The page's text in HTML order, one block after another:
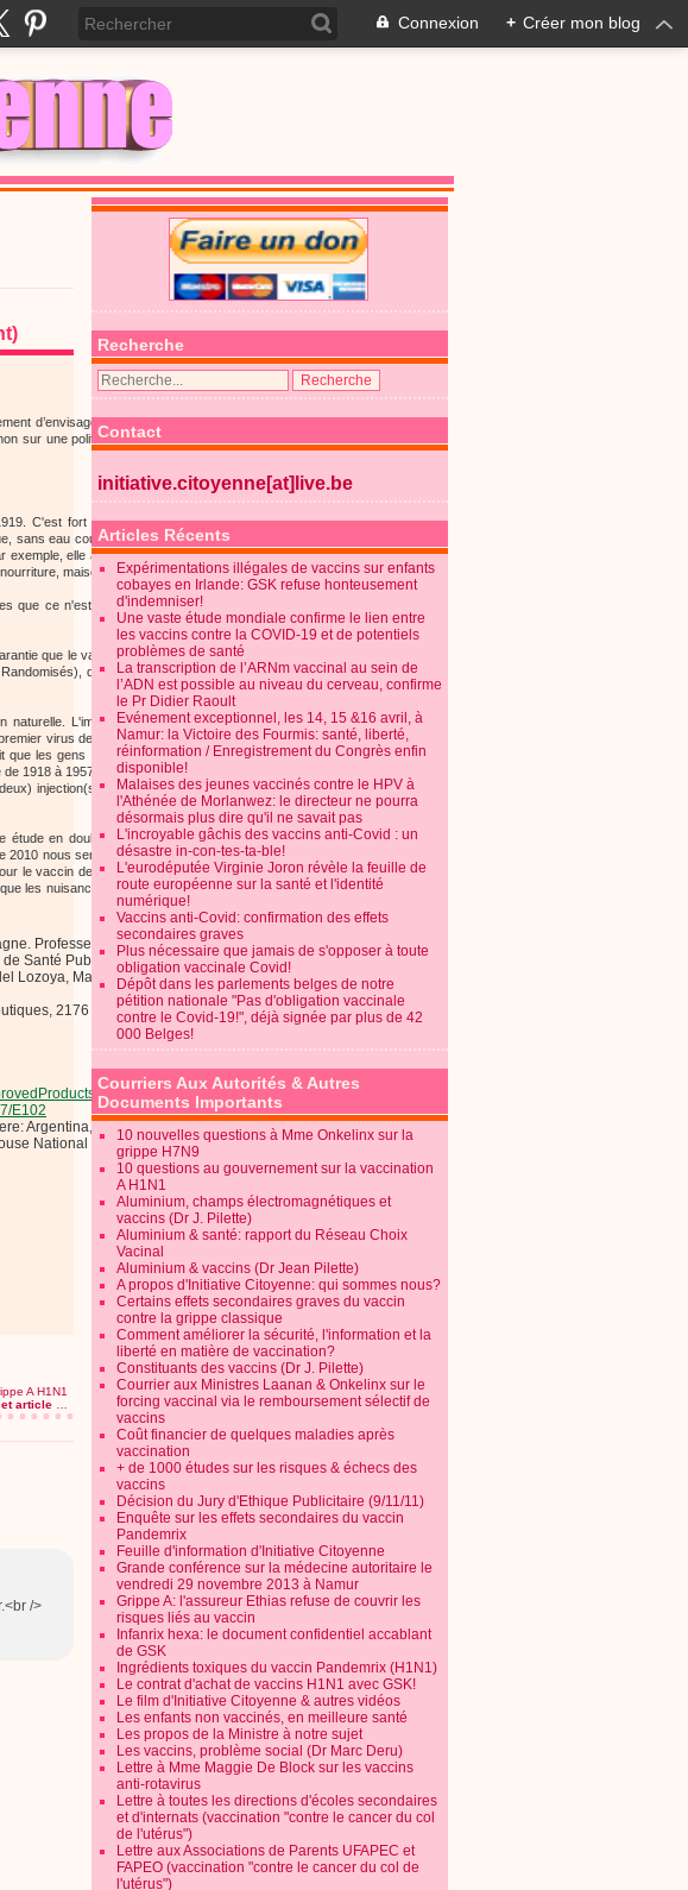
Connexion + Créer mon blog
d’envisager des programmes de vaccination de
sur une politique « de bon sens et de sang-froid »
C'est fort improbable étant donné que la grippe
sans eau courante et sans antibiotiques pour traiter
exemple, elle a tué des soldats (dans des casernes,
maisons de style britannique, etc.).
que ce n'est pas le cas et qu’en réalité le taux de
que le vaccin peut réduire les infections graves
qui manquent singulièrement aussi bien
naturelle. L'immunité contre la grippe virale a cette
virus de grippe auquel nous sommes exposés
que les gens de plus de 50 ans semblent avoir une
1918 à 1957. Il s'avère ainsi que l'infection naturelle
injection(s) annuelle(s) pour arriver à un degré
étude en double aveugle randomisée avec contrôle
nous serons de nouveau en position de ne pas
le vaccin de la grippe saisonnière étant donné que
les nuisances d’une vaccination annuelle contre la
Professeur invité Premiers Soins, Dépt. de
Santé Publique, Dépt. de Santé Publique,
Lozoya, Madrid, Espagne.
2176 Health Sciences Mall, Vancouver,
ucm181950.htm
E102
Argentina, Australia, Chile, New Zealand and
National Security Council. 26th August
A H1N1
article
/>
Recherche
Contact
initiative.citoyenne[at]live.be
Articles Récents
Expérimentations illégales de vaccins sur enfants
cobayes en Irlande: GSK refuse honteusement
d'indemniser!
Une vaste étude mondiale confirme le lien entre
les vaccins contre la COVID-19 et de potentiels
problèmes de santé
La transcription de l’ARNm vaccinal au sein de
l’ADN est possible au niveau du cerveau, confirme
le Pr Didier Raoult
Evénement exceptionnel, les 14, 15 &16 avril, à
Namur: la Victoire des Fourmis: santé, liberté,
réinformation / Enregistrement du Congrès enfin
disponible!
Malaises des jeunes vaccinés contre le HPV à
l'Athénée de Morlanwez: le directeur ne pourra
désormais plus dire qu'il ne savait pas
L'incroyable gâchis des vaccins anti-Covid : un
désastre in-con-tes-ta-ble!
L'eurodéputée Virginie Joron révèle la feuille de
route européenne sur la santé et l'identité
numérique!
Vaccins anti-Covid: confirmation des effets
secondaires graves
Plus nécessaire que jamais de s'opposer à toute
obligation vaccinale Covid!
Dépôt dans les parlements belges de notre
pétition nationale "Pas d'obligation vaccinale
contre le Covid-19!", déjà signée par plus de 42
000 Belges!
Courriers Aux Autorités & Autres
Documents Importants
10 nouvelles questions à Mme Onkelinx sur la
grippe H7N9
10 questions au gouvernement sur la vaccination
A H1N1
Aluminium, champs électromagnétiques et
vaccins (Dr J. Pilette)
Aluminium & santé: rapport du Réseau Choix
Vacinal
Aluminium & vaccins (Dr Jean Pilette)
A propos d'Initiative Citoyenne: qui sommes nous?
Certains effets secondaires graves du vaccin
contre la grippe classique
Comment améliorer la sécurité, l'information et la
liberté en matière de vaccination?
Constituants des vaccins (Dr J. Pilette)
Courrier aux Ministres Laanan & Onkelinx sur le
forcing vaccinal via le remboursement sélectif de
vaccins
Coût financier de quelques maladies après
vaccination
+ de 1000 études sur les risques & échecs des
vaccins
Décision du Jury d'Ethique Publicitaire (9/11/11)
Enquête sur les effets secondaires du vaccin
Pandemrix
Feuille d'information d'Initiative Citoyenne
Grande conférence sur la médecine autoritaire le
vendredi 29 novembre 2013 à Namur
Grippe A: l'assureur Ethias refuse de couvrir les
risques liés au vaccin
Infanrix hexa: le document confidentiel accablant
de GSK
Ingrédients toxiques du vaccin Pandemrix (H1N1)
Le contrat d'achat de vaccins H1N1 avec GSK!
Le film d'Initiative Citoyenne & autres vidéos
Les enfants non vaccinés, en meilleure santé
Les propos de la Ministre à notre sujet
Les vaccins, problème social (Dr Marc Deru)
Lettre à Mme Maggie De Block sur les vaccins
anti-rotavirus
Lettre à toutes les directions d'écoles secondaires
et d'internats (vaccination "contre le cancer du col
de l'utérus")
Lettre aux Associations de Parents UFAPEC et
FAPEO (vaccination "contre le cancer du col de
l'utérus")